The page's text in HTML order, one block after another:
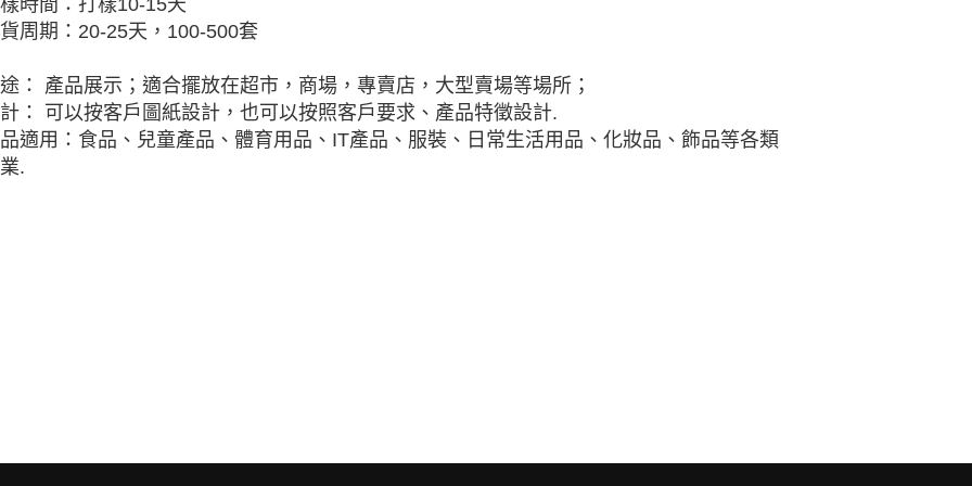
周期：20-25天，100-500套
： 產品展示；適合擺放在超市，商場，專賣店，大型賣場等場所；
： 可以按客戶圖紙設計，也可以按照客戶要求、產品特徵設計.
適用：食品、兒童產品、體育用品、IT產品、服裝、日常生活用品、化妝品、飾品等各類
.